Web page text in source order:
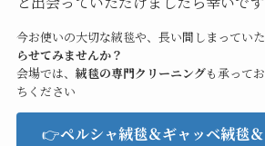
今お使いの大切な絨毯や、長い間しまっていた
らせてみませんか？
会場では、 絨毯の専門クリーニングも承って
ちください
👉ペルシャ絨毯＆ギャッベ絨毯